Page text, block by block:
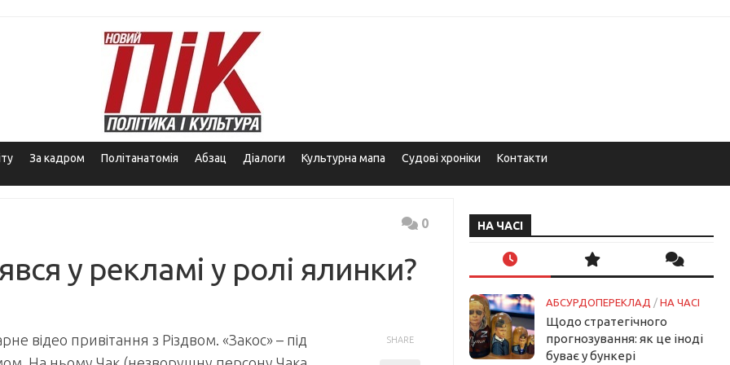
За кадром Політанатомія Абзац Діалоги Культурна мапа Судові хроніки Контакти
0
у рекламі у ролі ялинки?
відео привітання з Різдвом. «Закос» – під
SHARE
НА ЧАСІ
АБСУРДОПЕРЕКЛАД / НА ЧАСІ
Щодо стратегічного
прогнозування: як це іноді
буває у бункері